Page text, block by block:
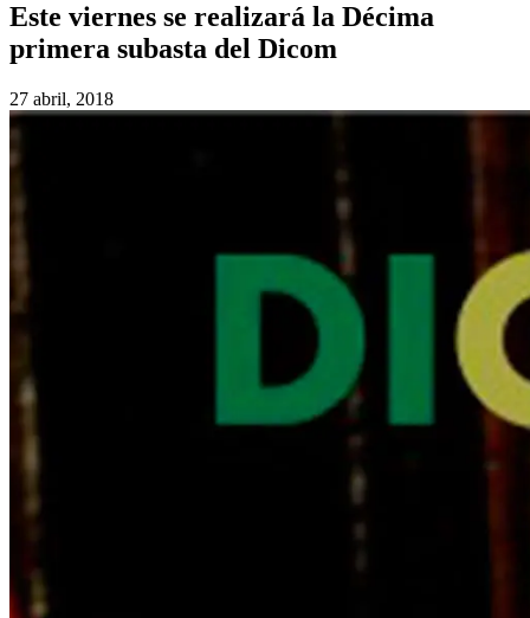
Este viernes se realizará la Décima
primera subasta del Dicom
27 abril, 2018